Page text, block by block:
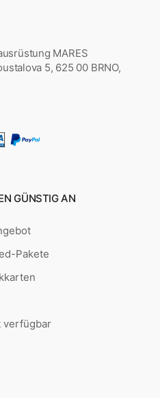
MARES
5, 625 00 BRNO,
GÜNSTIG AN
Pakete
verfügbar